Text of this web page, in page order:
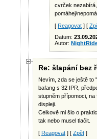
cvrček
pomáhej/
[ Reagovat ] [
Datum:
Autor:
Re: šlapání bez
Nevím, zda se ještě to
bafang s 32 IPR,
stupněm přípomoci, na
displeji.
Celkově mi šlo o
tak nebo musel tlačit.
[ Reagovat ] [ Zpět ]